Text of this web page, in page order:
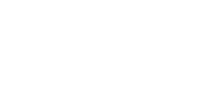
la propiedad